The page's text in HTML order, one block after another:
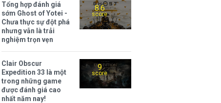
8.6
score
Tổng hợp đánh giá
sớm Ghost of Yotei -
Chưa thực sự đột phá
nhưng vẫn là trải
nghiệm trọn vẹn
9
score
Clair Obscur
Expedition 33 là một
trong những game
được đánh giá cao
nhất năm nay!